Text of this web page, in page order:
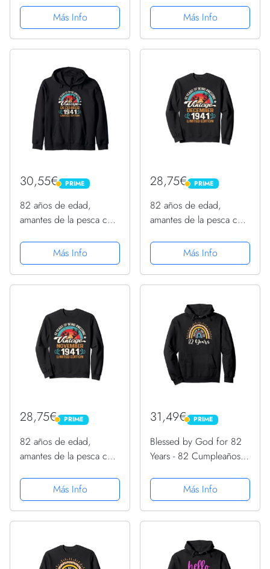
cumpleaños 82
Sudadera
Más Info
1941 - cumpleaños 82
Sudadera con Capucha
Más Info
30,55€ PRIME
PRIME
82 años de edad,
amantes de la pesca con
1941 - cumpleaños 82
Sudadera con Capucha
Más Info
28,75€ PRIME
PRIME
82 años de edad,
amantes de la pesca con
1941 - cumpleaños 82
Sudadera
Más Info
28,75€ PRIME
PRIME
82 años de edad,
amantes de la pesca con
1941 - cumpleaños 82
Sudadera
Más Info
31,49€ PRIME
PRIME
Blessed by God for 82
Years - 82 Cumpleaños
CapuchaMás Info